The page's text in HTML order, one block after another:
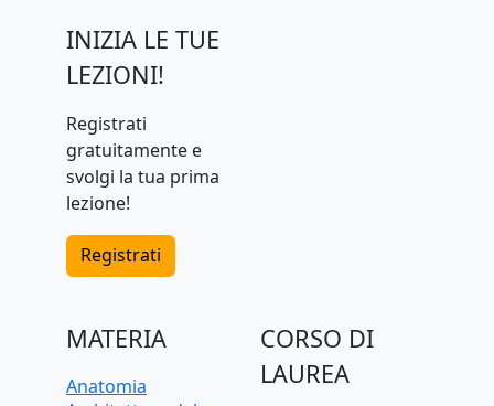
INIZIA LE TUE
LEZIONI!
Registrati
gratuitamente e
svolgi la tua prima
lezione!
Registrati
MATERIA
Anatomia
CORSO DI
LAUREA